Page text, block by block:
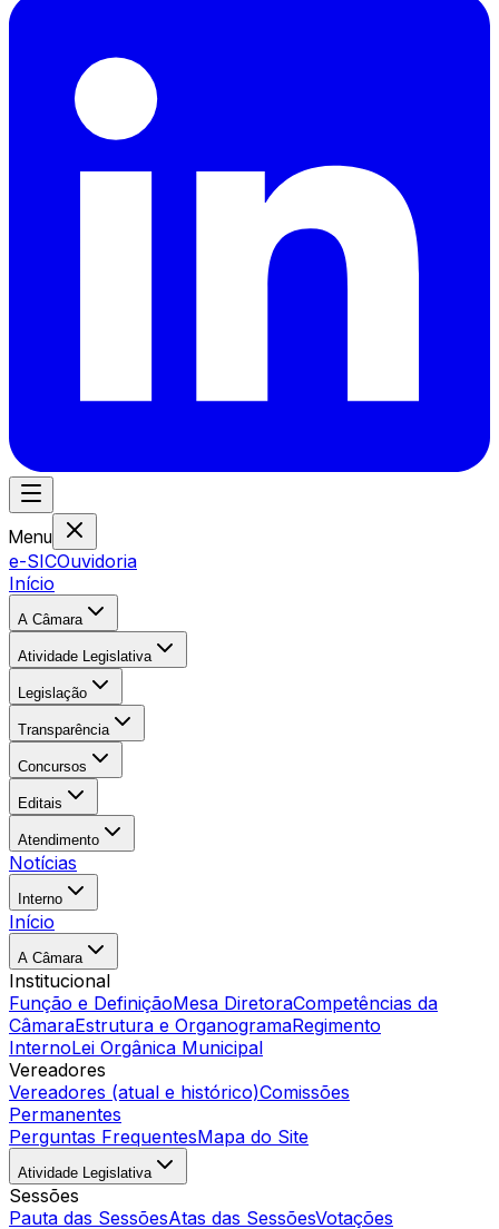
Menu
e-SICOuvidoria
Início
A Câmara
Atividade Legislativa
Legislação
Transparência
Concursos
Editais
Atendimento
Notícias
Interno
Início
A Câmara
Institucional
Função e DefiniçãoMesa DiretoraCompetências da
CâmaraEstrutura e OrganogramaRegimento
InternoLei Orgânica Municipal
Vereadores
Vereadores (atual e histórico)Comissões
Permanentes
Perguntas FrequentesMapa do Site
Atividade Legislativa
Sessões
Pauta das SessõesAtas das SessõesVotações